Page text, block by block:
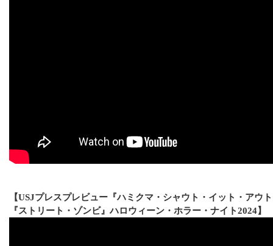
【USJプレスプレビュー『ハミクマ・シャウト・イット・アウ
『ストリート・ゾンビ』ハロウィーン・ホラー・ナイト2024】